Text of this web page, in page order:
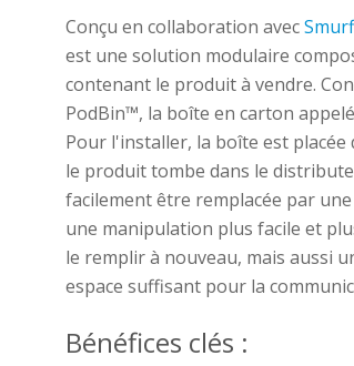
Conçu en collaboration avec
est une solution modulaire
contenant le produit à vendre.
PodBin™, la boîte en carton
Pour l'installer, la boîte est
le produit tombe dans le
facilement être remplacée par
une manipulation plus facile et
le remplir à nouveau, mais aussi
espace suffisant pour la
Bénéfices clés :